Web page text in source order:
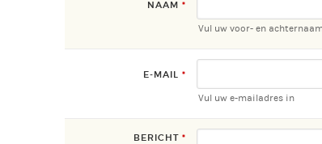
NAAM *
Vul uw voor- en
E-MAIL *
Vul uw e-mailadres in
BERICHT *